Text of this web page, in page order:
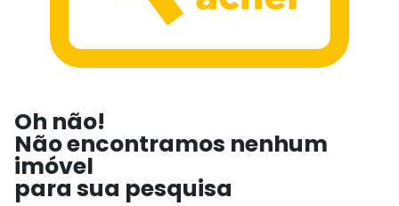
Oh não!
Não encontramos nenhum
imóvel
para sua pesquisa